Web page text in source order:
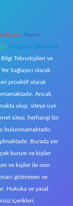
Teams:
Telegram: @karabul
Bilgi Teknolojileri ve
Sağlayıcı olarak
proaktif olarak
Ancak,
olup, siteye üye
sitesi, herhangi bir
bulunmamaktadır.
Burada yer
kurum ve kişiler
ve kişiler ile isim
gütmeyen ve
Hukuka ve yasal
içerikleri,